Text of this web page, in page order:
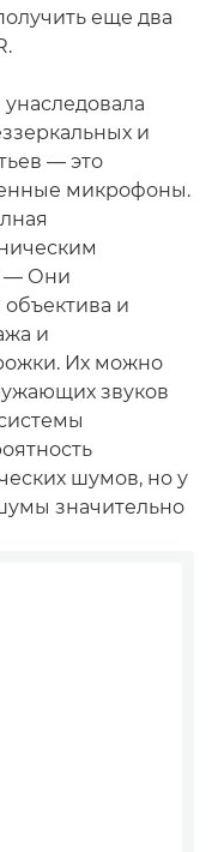
еще два
и
— это
микрофоны.
— Они
и
и
Их можно
звуков
шумов, но у
значительно